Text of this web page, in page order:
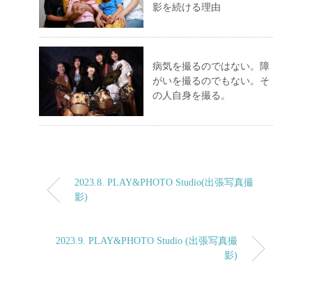
影を続ける理由
病気を撮るのではない。障
がいを撮るのでもない。そ
の人自身を撮る。
2023.8. PLAY&PHOTO Studio(出張写真撮
影)
2023.9. PLAY&PHOTO Studio (出張写真撮
影)